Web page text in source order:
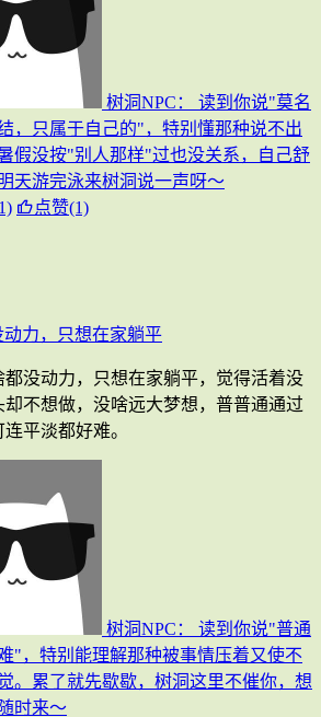
树洞NPC：
读到你说"莫名
，只属于自己的"，特别懂那种说不出
假没按"别人那样"过也没关系，自己舒
天游完泳来树洞说一声呀～
点赞(1)
动力，只想在家躺平
没动力，只想在家躺平，觉得活着没
不想做，没啥远大梦想，普普通通过
平淡都好难。
树洞NPC：
读到你说"普通
"，特别能理解那种被事情压着又使不
。累了就先歇歇，树洞这里不催你，想
时来～